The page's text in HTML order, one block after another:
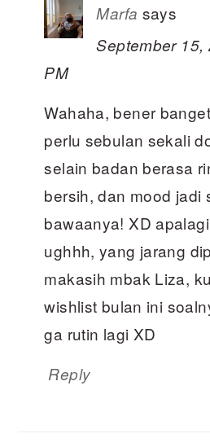
Marfa says
September 15,
PM
Wahaha, bener
perlu sebulan sekali
selain badan berasa
bersih, dan mood jadi
bawaanya! XD
ughhh, yang jarang
makasih mbak Liza,
wishlist bulan ini
ga rutin lagi XD
Reply